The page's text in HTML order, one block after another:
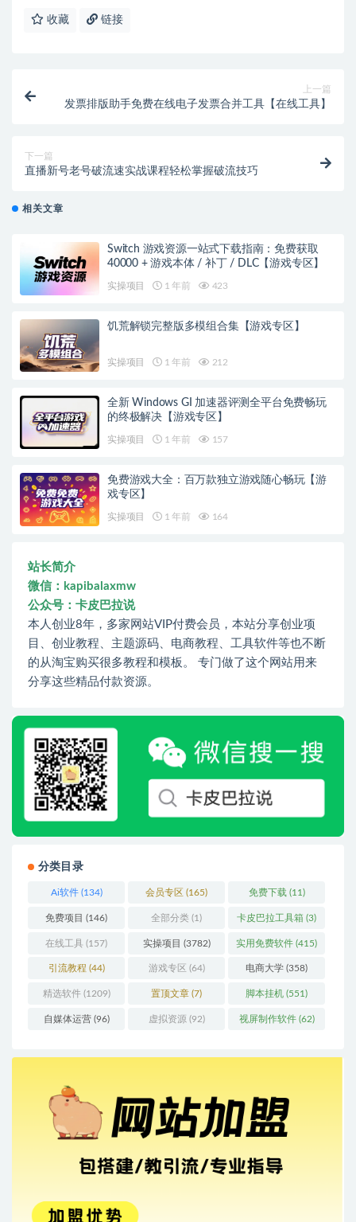
收藏 链接
上一篇
发票排版助手免费在线电子发票合并工具【在线工具】
下一篇
直播新号老号破流速实战课程轻松掌握破流技巧
相关文章
Switch 游戏资源一站式下载指南：免费获取
40000 + 游戏本体 / 补丁 / DLC【游戏专区】
实操项目 1 年前 423
饥荒解锁完整版多模组合集【游戏专区】
实操项目 1 年前 212
全新 Windows GI 加速器评测全平台免费畅玩
的终极解决【游戏专区】
实操项目 1 年前 157
免费游戏大全：百万款独立游戏随心畅玩【游
戏专区】
实操项目 1 年前 164
站长简介
微信：kapibalaxmw
公众号：卡皮巴拉说
本人创业8年，多家网站VIP付费会员，本站分享创业项
目、创业教程、主题源码、电商教程、工具软件等也不断
的从淘宝购买很多教程和模板。 专门做了这个网站用来
分享这些精品付款资源。
分类目录
Ai软件(134) 会员专区 (165) 免费下载 (11)
免费项目 (146) 全部分类 (1) 卡皮巴拉工具箱 (3)
在线工具 (157) 实操项目 (3782) 实用免费软件 (415)
引流教程 (44) 游戏专区 (64) 电商大学 (358)
精选软件(1209) 置顶文章 (7) 脚本挂机 (551)
自媒体运营(96) 虚拟资源 (92) 视屏制作软件(62)